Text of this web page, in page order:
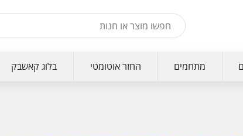
מתחמים החזר אוטומטי בלוג קאשבק